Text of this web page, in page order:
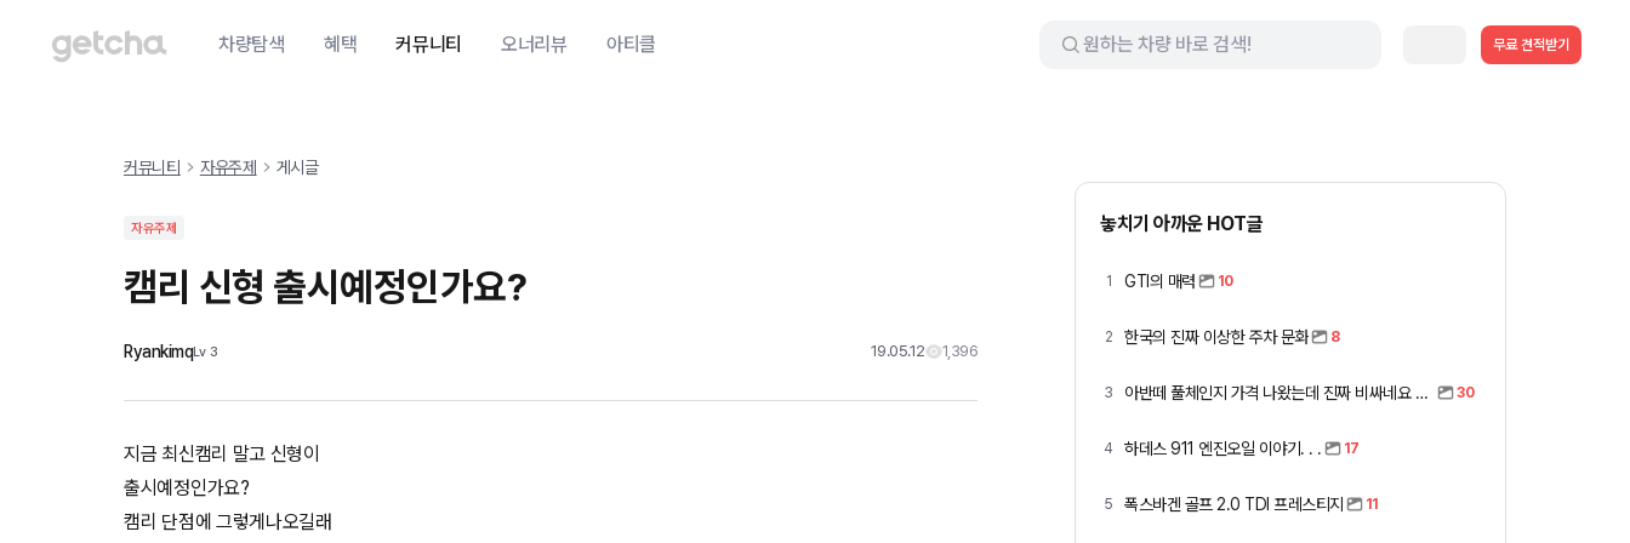
차량탐색 혜택 커뮤니티 오너리뷰 아티클 무료 견적받기
커뮤니티 자유주제 게시글
자유주제
캠리 신형 출시예정인가요?
RyankimqLv 3 19.05.12 1,396
지금 최신캠리 말고 신형이
출시예정인가요?
캠리 단점에 그렇게나오길래
놓치기 아까운 HOT글
1 GTI의 매력 10
2 한국의 진짜 이상한 주차 문화 8
3 아반떼 풀체인지 가격 나왔는데 진짜 비싸네요 ㅎㅎ 30
4 하데스 911 엔진오일 이야기. . . 17
5 폭스바겐 골프 2.0 TDI 프레스티지 11